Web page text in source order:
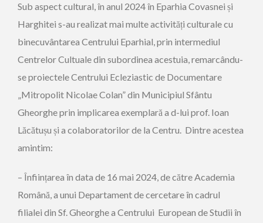
Sub aspect cultural, în anul 2024 în Eparhia Covasnei și
Harghitei s-au realizat mai multe activități culturale cu
binecuvântarea Centrului Eparhial, prin intermediul
Centrelor Cultuale din subordinea acestuia, remarcându-
se proiectele Centrului Ecleziastic de Documentare
„Mitropolit Nicolae Colan” din Municipiul Sfântu
Gheorghe prin implicarea exemplară a d-lui prof. Ioan
Lăcătușu și a colaboratorilor de la Centru. Dintre acestea
amintim:
– Înființarea în data de 16 mai 2024, de către Academia
Română, a unui Departament de cercetare în cadrul
filialei din Sf. Gheorghe a Centrului European de Studii în